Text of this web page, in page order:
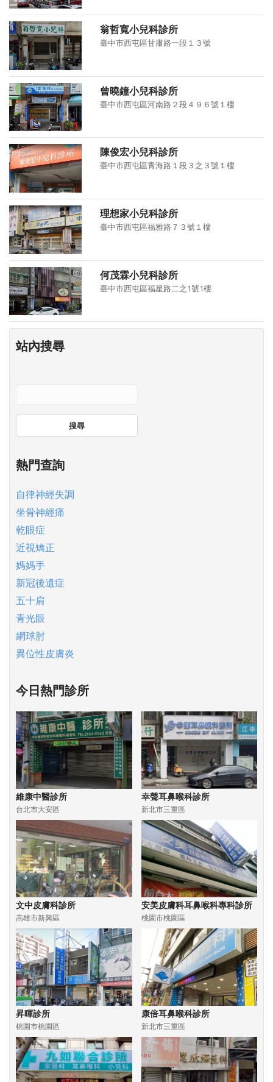
翁哲寬小兒科診所
臺中市西屯區甘肅路一段１３號
曾曉鐘小兒科診所
臺中市西屯區河南路２段４９６號１樓
陳俊宏小兒科診所
臺中市西屯區青海路１段３之３號１樓
理想家小兒科診所
臺中市西屯區福雅路７３號１樓
何茂霖小兒科診所
臺中市西屯區福星路二之1號1樓
站內搜尋
搜尋
熱門查詢
自律神經失調
坐骨神經痛
乾眼症
近視矯正
媽媽手
新冠後遺症
五十肩
青光眼
網球肘
異位性皮膚炎
今日熱門診所
維康中醫診所
台北市大安區
幸聲耳鼻喉科診所
新北市三重區
文中皮膚科診所
高雄市新興區
安美皮膚科耳鼻喉科專科診所
桃園市桃園區
昇暉診所
桃園市桃園區
康倍耳鼻喉科診所
新北市三重區